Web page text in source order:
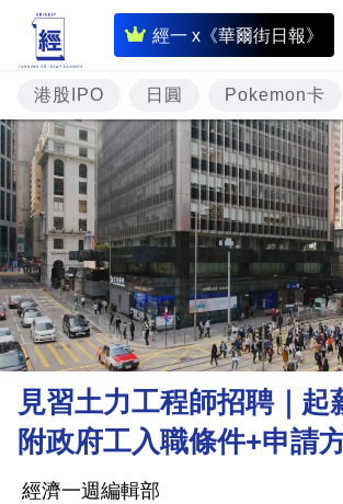
經一 x《華爾街日報》
即
時
財
經
專
題
投
資
樓
市
理
財
商
業
港股IPO 日圓 Pokemon卡
見習土力工程師招聘｜起
附政府工入職條件+申請
經濟一週編輯部